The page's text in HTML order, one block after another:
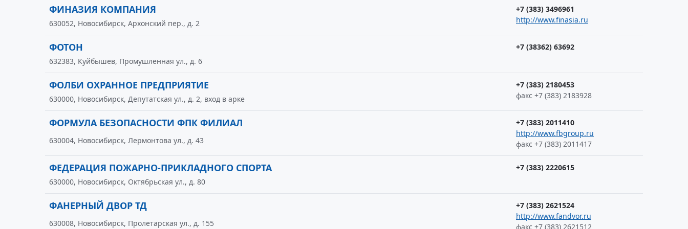
ФИНАЗИЯ КОМПАНИЯ
+7 (383) 3496961
http://www.finasia.ru
630052, Новосибирск, Архонский пер., д. 2
ФОТОН
+7 (38362) 63692
632383, Куйбышев, Промушленная ул., д. 6
ФОЛБИ ОХРАННОЕ ПРЕДПРИЯТИЕ
+7 (383) 2180453
факс +7 (383) 2183928
630000, Новосибирск, Депутатская ул., д. 2, вход в арке
ФОРМУЛА БЕЗОПАСНОСТИ ФПК ФИЛИАЛ
+7 (383) 2011410
http://www.fbgroup.ru
факс +7 (383) 2011417
630004, Новосибирск, Лермонтова ул., д. 43
ФЕДЕРАЦИЯ ПОЖАРНО-ПРИКЛАДНОГО СПОРТА
+7 (383) 2220615
630000, Новосибирск, Октябрьская ул., д. 80
ФАНЕРНЫЙ ДВОР ТД
+7 (383) 2621524
http://www.fandvor.ru
факс +7 (383) 2621512
630008, Новосибирск, Пролетарская ул., д. 155